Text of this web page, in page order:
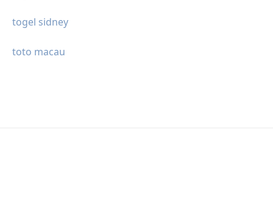
togel sidney
toto macau